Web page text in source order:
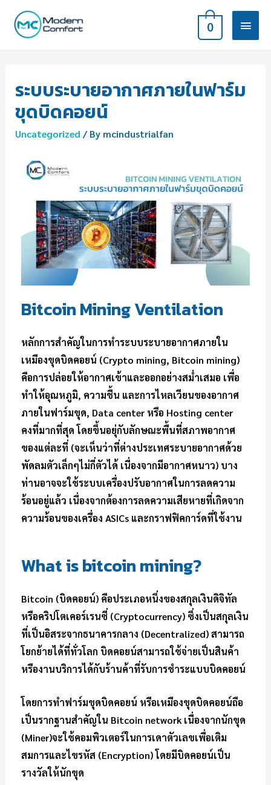
0
ระบบระบายอากาศภายในฟาร์ม
ขุดบิดคอยน์
Uncategorized / By mcindustrialfan
Bitcoin Mining Ventilation
หลักการสำคัญในการทำระบบระบายอากาศภายใน
เหมืองขุดบิดคอยน์ (Crypto mining, Bitcoin mining)
คือการปล่อยให้อากาศเข้าและออกอย่างสม่ำเสมอ เพื่อ
ทำให้อุณหภูมิ, ความชื้น และการไหลเวียนของอากาศ
ภายในฟาร์มขุด, Data center หรือ Hosting center
คงที่มากที่สุด โดยขึ้นอยุ่กับลักษณะพื้นที่สภาพอากาศ
ของแต่ละที่ (จะเห็นว่าที่ต่างประเทศระบายอากาศด้วย
พัดลมตัวเล็กๆไม่กี่ตัวได้ เนื่องจากมีอากาศหนาว) บาง
ท่านอาจจะใช้ระบบเครื่องปรับอากาศในการลดความ
ร้อนอยู่แล้ว เนื่องจากต้องการลดความเสียหายที่เกิดจาก
ความร้อนของเครื่อง ASICs และกราฟฟิคการ์ดที่ใช้งาน
What is bitcoin mining?
Bitcoin (บิดคอยน์) คือประเภอหนึ่งของสกุลเงินดิจิทัล
หรือคริปโตเคอร์เรนซี่ (Cryptocurrency) ซึ่งเป็นสกุลเงิน
ที่เป็นอิสระจากธนาคารกลาง (Decentralized) สามารถ
โยกย้ายได้ที่ทั่วโลก บิดคอยน์สามารถใช้จ่ายเป็นสินค้า
หรืองานบริการได้กับร้านค้าที่รับการชำระแบบบิดคอยน์
โดยการทำฟาร์มขุดบิดคอยน์ หรือเหมืองขุดบิดคอยน์ถือ
เป็นรากฐานสำคัญใน Bitcoin network เนื่องจากนักขุด
(Miner)จะใช้คอมพิวเตอร์ในการเดาตัวเลขเพื่อเติม
สมการและไขรหัส (Encryption) โดยมีบิดคอยน์เป็น
รางวัลให้นักขุด